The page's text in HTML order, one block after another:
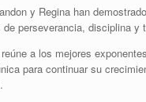
y Regina han
perseverancia, disciplina y
a los mejores
para continuar su